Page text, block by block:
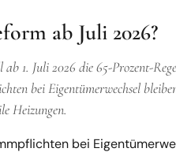
ab Juli 2026?
1. Juli 2026 die 65-Prozent-
bei Eigentümerwechsel
Heizungen.
bei